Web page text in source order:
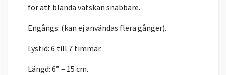
för att blanda vätskan snabbare.
Engångs: (kan ej användas flera gånger).
Lystid: 6 till 7 timmar.
Längd: 6” – 15 cm.